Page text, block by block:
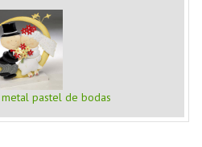
pastel de bodas